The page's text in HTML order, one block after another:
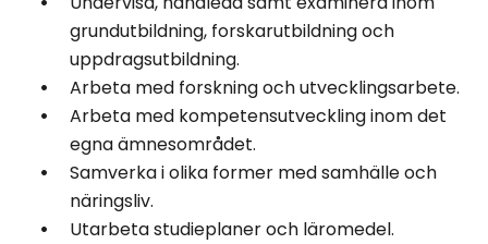
grundutbildning, forskarutbildning och
uppdragsutbildning.
Arbeta med forskning och utvecklingsarbete.
Arbeta med kompetensutveckling inom det
egna ämnesområdet.
Samverka i olika former med samhälle och
näringsliv.
Utarbeta studieplaner och läromedel.